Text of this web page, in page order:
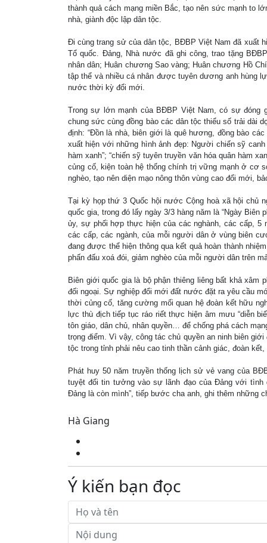
thành quả cách mạng miền Bắc, tạo nên sức mạnh to
nhà, giành độc lập dân tộc.
Đi cùng trang sử của dân tộc, BĐBP Việt Nam đã xuất
Tổ quốc. Đảng, Nhà nước đã ghi công, trao tặng
nhân dân; Huân chương Sao vàng; Huân chương Hồ
tập thể và nhiều cá nhân được tuyên dương anh hùng
nước thời kỳ đổi mới.
Trong sự lớn mạnh của BĐBP Việt Nam, có sự đóng
chung sức cùng đồng bào các dân tộc thiểu số trải dài
định: “Đồn là nhà, biên giới là quê hương, đồng bào
xuất hiện với những hình ảnh đẹp: Người chiến sỹ
hàm xanh”; “chiến sỹ tuyên truyền văn hóa quân hàm
củng cố, kiện toàn hệ thống chính trị vững mạnh ở cơ
nghèo, tạo nên diện mạo nông thôn vùng cao đổi mới,
Tại kỳ họp thứ 3 Quốc hội nước Cộng hoà xã hội chủ
quốc gia, trong đó lấy ngày 3/3 hàng năm là “Ngày
ủy, sự phối hợp thực hiện của các nghành, các cấp, 5
các cấp, các ngành, của mỗi người dân ở vùng biên
đang được thể hiện thông qua kết quả hoàn thành
phấn đấu xoá đói, giảm nghèo của mỗi người dân trên
Biên giới quốc gia là bộ phận thiêng liêng bất khả
đối ngoại. Sự nghiệp đổi mới đất nước đặt ra yêu cầu
thời củng cố, tăng cường mối quan hệ đoàn kết hữu
lực thù địch tiếp tục ráo riết thực hiện âm mưu “diễn
tôn giáo, dân chủ, nhân quyền… để chống phá cách
trọng điểm. Vì vậy, công tác chủ quyền an ninh biên
tộc trong tỉnh phải nêu cao tinh thần cảnh giác, đoàn
Phát huy 50 năm truyền thống lịch sử vẻ vang của
tuyệt đối tin tưởng vào sự lãnh đạo của Đảng với tình
Đảng là còn mình”, tiếp bước cha anh, ghi thêm những
Hà Giang
Ý kiến bạn đọc